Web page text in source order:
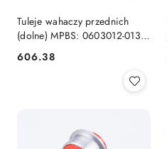
Tuleje wahaczy przednich
(dolne) MPBS: 0603012-013-
060
Cena:
606.38